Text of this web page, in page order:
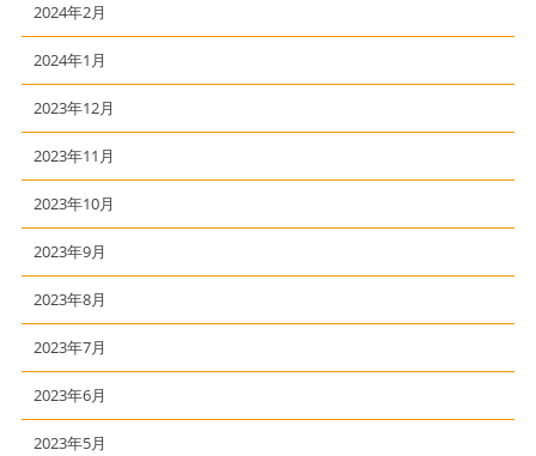
2024年2月
2024年1月
2023年12月
2023年11月
2023年10月
2023年9月
2023年8月
2023年7月
2023年6月
2023年5月